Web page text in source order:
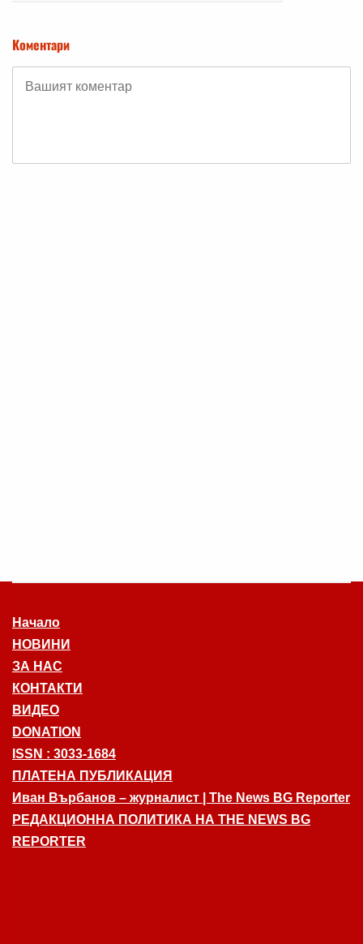
Коментари
Начало
НОВИНИ
ЗА НАС
КОНТАКТИ
ВИДЕО
DONATION
ISSN : 3033-1684
ПЛАТЕНА ПУБЛИКАЦИЯ
Иван Върбанов – журналист | The News BG Reporter
РЕДАКЦИОННА ПОЛИТИКА НА THE NEWS BG
REPORTER